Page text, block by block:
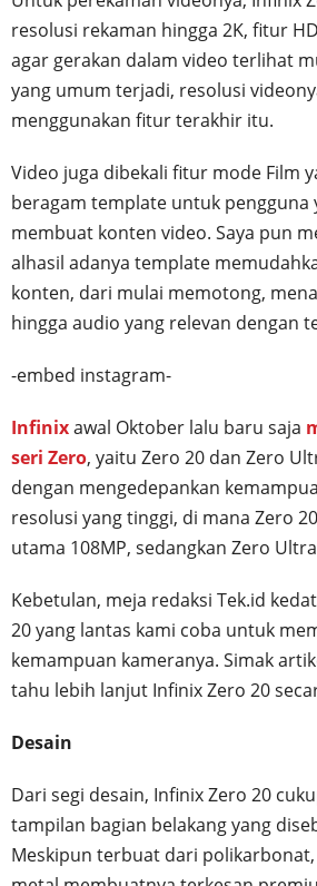
resolusi rekaman hingga 2K, fitur
agar gerakan dalam video terlihat
yang umum terjadi, resolusi
menggunakan fitur terakhir itu.
Video juga dibekali fitur mode Film
beragam template untuk pengguna
membuat konten video. Saya pun
alhasil adanya template
konten, dari mulai memotong,
hingga audio yang relevan dengan
-embed instagram-
Infinixawal Oktober lalu baru saja
seri Zero, yaitu Zero 20 dan Zero
dengan mengedepankan
resolusi yang tinggi, di mana Zero
utama 108MP, sedangkan Zero
Kebetulan, meja redaksi Tek.id
20 yang lantas kami coba untuk
kemampuan kameranya. Simak
tahu lebih lanjut Infinix Zero 20
Desain
Dari segi desain, Infinix Zero 20
tampilan bagian belakang yang
Meskipun terbuat dari